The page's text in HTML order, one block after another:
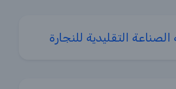
التقليدية للنجارة